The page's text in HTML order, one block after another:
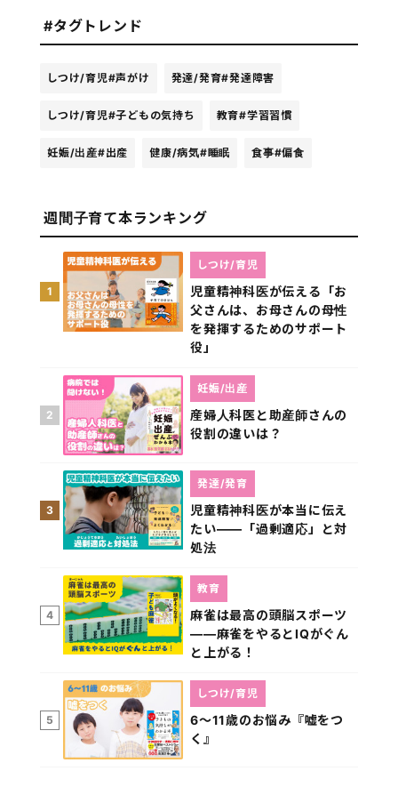
#タグトレンド
しつけ/育児#声がけ 発達/発育#発達障害
しつけ/育児#子どもの気持ち 教育#学習習慣
妊娠/出産#出産 健康/病気#睡眠 食事#偏食
週間子育て本ランキング
1
児童精神科医が伝える「お
父さんは、お母さんの母性
を発揮するためのサポート
役」
しつけ/育児
2
産婦人科医と助産師さんの
役割の違いは？
妊娠/出産
3
児童精神科医が本当に伝え
たい――「過剰適応」と対
処法
発達/発育
4
麻雀は最高の頭脳スポーツ
――麻雀をやるとIQがぐん
と上がる！
教育
5
6～11歳のお悩み『嘘をつ
く』
しつけ/育児